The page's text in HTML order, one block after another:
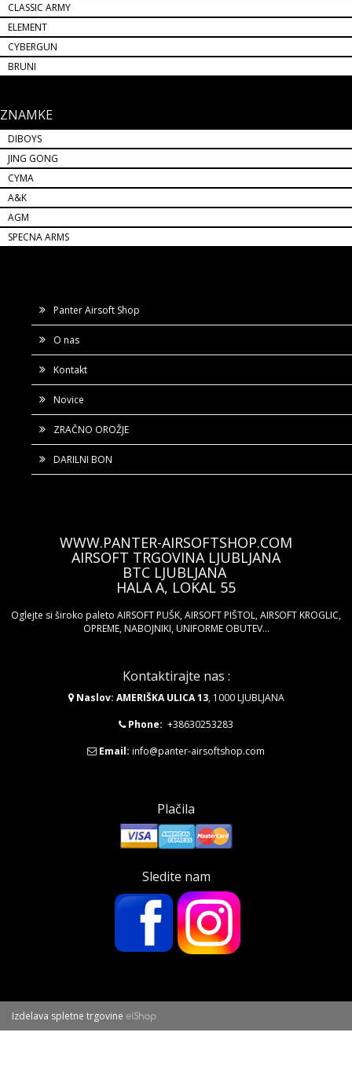
CLASSIC ARMY
ELEMENT
CYBERGUN
BRUNI
ZNAMKE
DIBOYS
JING GONG
CYMA
A&K
AGM
SPECNA ARMS
Panter Airsoft Shop
O nas
Kontakt
Novice
ZRAČNO OROŽJE
DARILNI BON
WWW.PANTER-AIRSOFTSHOP.COM
AIRSOFT TRGOVINA LJUBLJANA
BTC LJUBLJANA
HALA A, LOKAL 55
Oglejte si široko paleto AIRSOFT PUŠK, AIRSOFT PIŠTOL, AIRSOFT KROGLIC,
OPREME, NABOJNIKI, UNIFORME OBUTEV...
Kontaktirajte nas :
Naslov: AMERIŠKA ULICA 13, 1000 LJUBLJANA
Phone: +38630253283
Email: info@panter-airsoftshop.com
Plačila
Sledite nam
Izdelava spletne trgovine